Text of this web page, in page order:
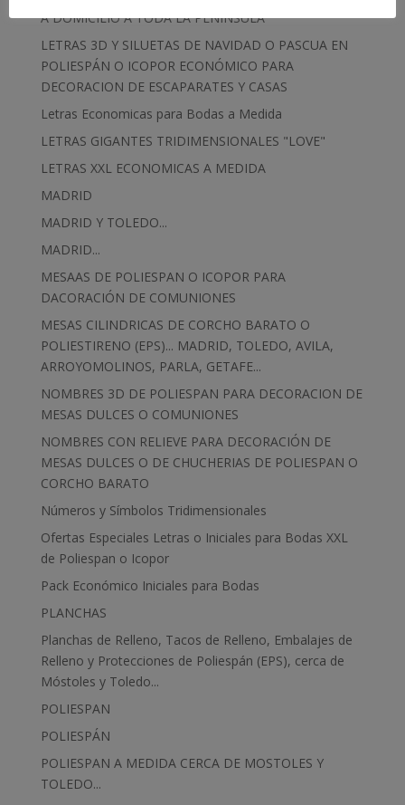
A DOMICILIO A TODA LA PENÍNSULA
LETRAS 3D Y SILUETAS DE NAVIDAD O PASCUA EN
POLIESPÁN O ICOPOR ECONÓMICO PARA
DECORACION DE ESCAPARATES Y CASAS
Letras Economicas para Bodas a Medida
LETRAS GIGANTES TRIDIMENSIONALES "LOVE"
LETRAS XXL ECONOMICAS A MEDIDA
MADRID
MADRID Y TOLEDO...
MADRID...
MESAAS DE POLIESPAN O ICOPOR PARA
DACORACIÓN DE COMUNIONES
MESAS CILINDRICAS DE CORCHO BARATO O
POLIESTIRENO (EPS)... MADRID, TOLEDO, AVILA,
ARROYOMOLINOS, PARLA, GETAFE...
NOMBRES 3D DE POLIESPAN PARA DECORACION DE
MESAS DULCES O COMUNIONES
NOMBRES CON RELIEVE PARA DECORACIÓN DE
MESAS DULCES O DE CHUCHERIAS DE POLIESPAN O
CORCHO BARATO
Números y Símbolos Tridimensionales
Ofertas Especiales Letras o Iniciales para Bodas XXL
de Poliespan o Icopor
Pack Económico Iniciales para Bodas
PLANCHAS
Planchas de Relleno, Tacos de Relleno, Embalajes de
Relleno y Protecciones de Poliespán (EPS), cerca de
Móstoles y Toledo...
POLIESPAN
POLIESPÁN
POLIESPAN A MEDIDA CERCA DE MOSTOLES Y
TOLEDO...